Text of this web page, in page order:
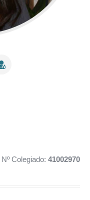
Nº Colegiado: 41002970